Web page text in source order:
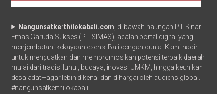
Nangunsatkerthilokabali.com , di bawah naungan PT Sinar
Emas Garuda Sukses (PT SIMAS), adalah portal digital yang
menjembatani kekayaan esensi Bali dengan dunia. Kami hadir
untuk menguatkan dan mempromosikan potensi terbaik daerah—
mulai dari tradisi luhur, budaya, inovasi UMKM, hingga keunikan
desa adat—agar lebih dikenal dan dihargai oleh audiens global.
#nangunsatkerthilokabali